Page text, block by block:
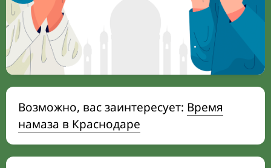
Возможно, вас заинтересует: Время
намаза в Краснодаре